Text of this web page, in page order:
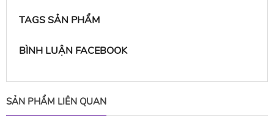
TAGS SẢN PHẨM
BÌNH LUẬN FACEBOOK
SẢN PHẨM LIÊN QUAN